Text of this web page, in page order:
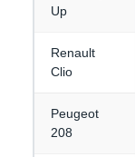
Up
Renault
Clio
Peugeot
208